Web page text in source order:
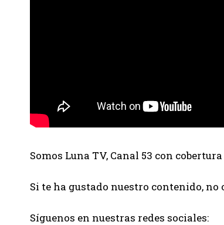
Somos Luna TV, Canal 53 con
Si te ha gustado nuestro contenido,
Síguenos en nuestras redes sociales: